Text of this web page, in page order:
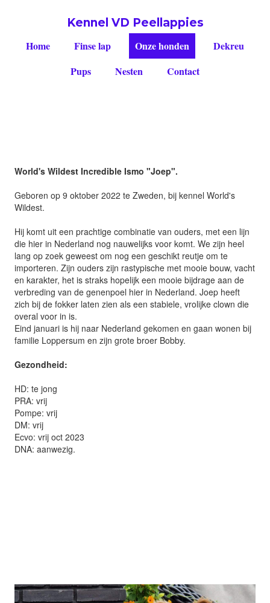
Kennel VD Peellappies
Home
Finse lap Onze honden
Dekreu
Pups
Nesten Contact
World's Wildest Incredible Ismo "Joep".
Geboren op 9 oktober 2022 te Zweden, bij kennel World's
Wildest.
Hij komt uit een prachtige combinatie van ouders, met een lijn
die hier in Nederland nog nauwelijks voor komt. We zijn heel
lang op zoek geweest om nog een geschikt reutje om te
importeren. Zijn ouders zijn rastypische met mooie bouw, vacht
en karakter, het is straks hopelijk een mooie bijdrage aan de
verbreding van de genenpoel hier in Nederland. Joep heeft
zich bij de fokker laten zien als een stabiele, vrolijke clown die
overal voor in is.
Eind januari is hij naar Nederland gekomen en gaan wonen bij
familie Loppersum en zijn grote broer Bobby.
Gezondheid:
HD: te jong
PRA: vrij
Pompe: vrij
DM: vrij
Ecvo: vrij oct 2023
DNA: aanwezig. ­